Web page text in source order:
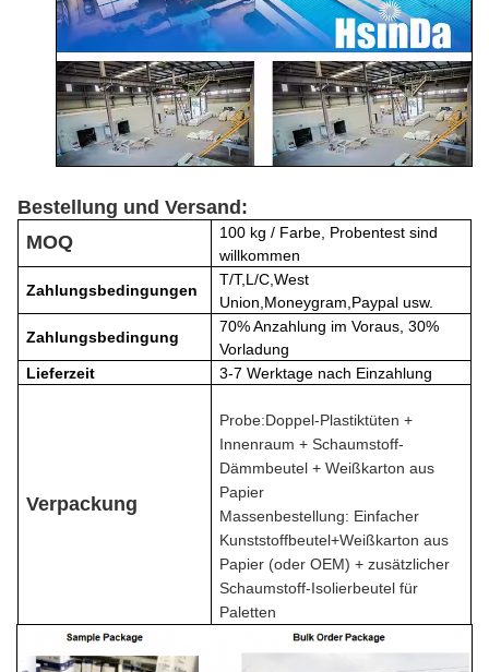
Bestellung und Versand:
MOQ
100 kg / Farbe, Probentest sind
willkommen
Zahlungsbedingungen
T/T,L/C,West
Union,Moneygram,Paypal usw.
Zahlungsbedingung
70% Anzahlung im Voraus, 30%
Vorladung
Lieferzeit
3-7 Werktage nach Einzahlung
Verpackung
Probe:Doppel-Plastiktüten +
Innenraum + Schaumstoff-
Dämmbeutel + Weißkarton aus
Papier
Massenbestellung: Einfacher
Kunststoffbeutel+Weißkarton aus
Papier (oder OEM) + zusätzlicher
Schaumstoff-Isolierbeutel für
Paletten